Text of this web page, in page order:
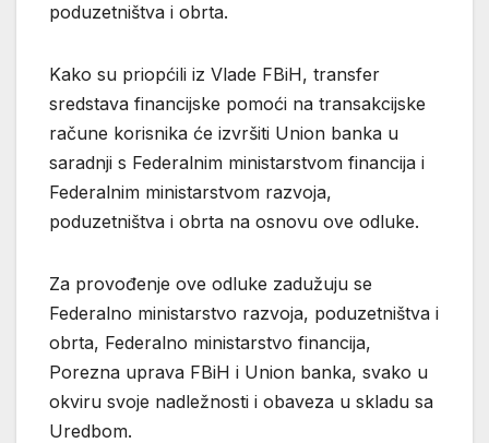
poduzetništva i obrta.
Kako su priopćili iz Vlade FBiH, transfer
sredstava financijske pomoći na transakcijske
račune korisnika će izvršiti Union banka u
saradnji s Federalnim ministarstvom financija i
Federalnim ministarstvom razvoja,
poduzetništva i obrta na osnovu ove odluke.
Za provođenje ove odluke zadužuju se
Federalno ministarstvo razvoja, poduzetništva i
obrta, Federalno ministarstvo financija,
Porezna uprava FBiH i Union banka, svako u
okviru svoje nadležnosti i obaveza u skladu sa
Uredbom.